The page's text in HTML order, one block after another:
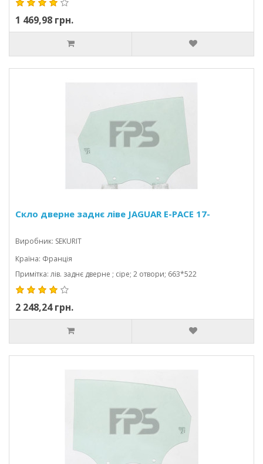
1 469,98 грн.
Скло дверне заднє ліве JAGUAR E-PACE 17-
Виробник: SEKURIT
Країна: Франція
Примітка: лів. заднє дверне ; сіре; 2 отвори; 663*522
2 248,24 грн.